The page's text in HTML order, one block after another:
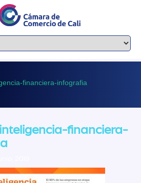
financiera-infografia
inteligencia-financiera-